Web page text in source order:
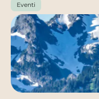
Eventi